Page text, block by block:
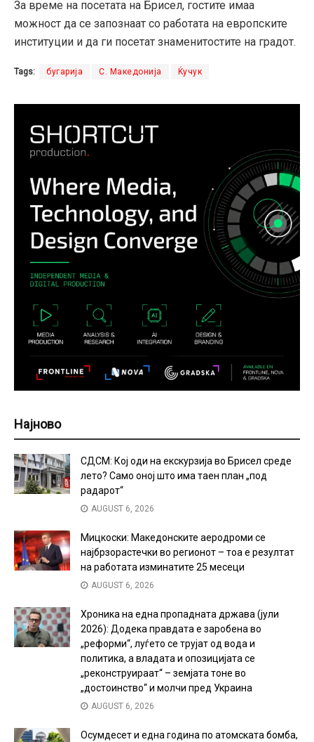
За време на посетата на Брисел, гостите имаа
можност да се запознаат со работата на европските
институции и да ги посетат знаменитостите на градот.
Tags: бугарија С. Македонија Ќучук
Најново
СДСМ: Кој оди на екскурзија во Брисел среде
лето? Само оној што има таен план „под
радарот“
AUGUST 6, 2026
Мицкоски: Македонските аеродроми се
најбрзорастечки во регионот – тоа е резултат
на работата изминатите 25 месеци
AUGUST 6, 2026
Хроника на една пропадната држава (јули
2026): Додека правдата е заробена во
„реформи“, луѓето се трујат од вода и
политика, а владата и опозицијата се
„реконструираат“ – земјата тоне во
„достоинство“ и молчи пред Украина
AUGUST 6, 2026
Осумдесет и една година по атомската бомба,